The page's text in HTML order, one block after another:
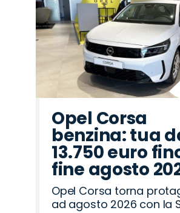
Opel Corsa
benzina: tua
13.750 euro
fine agosto
Opel Corsa torna
ad agosto 2026 con la